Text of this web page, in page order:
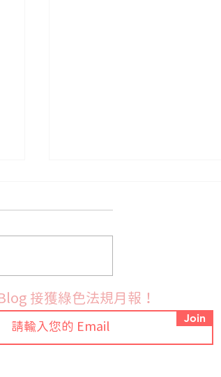
歐盟修訂POPs法規 更新
PFOA豁免用途並新增UV-
禁用規定
接獲綠色法規月報！
Join